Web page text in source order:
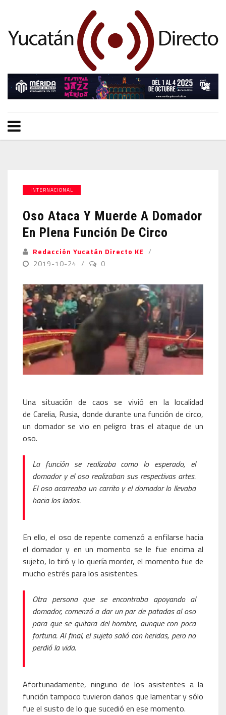
INTERNACIONAL
Oso Ataca Y Muerde A Domador
En Plena Función De Circo
Redacción Yucatán Directo KE
2019-10-24
0
Una situación de caos se vivió en la localidad
de Carelia, Rusia, donde durante una función de circo,
un domador se vio en peligro tras el ataque de un
oso.
La función se realizaba como lo esperado, el
domador y el oso realizaban sus respectivas artes.
El oso acarreaba un carrito y el domador lo llevaba
hacia los lados.
En ello, el oso de repente comenzó a enfilarse hacia
el domador y en un momento se le fue encima al
sujeto, lo tiró y lo quería morder, el momento fue de
mucho estrés para los asistentes.
Otra persona que se encontraba apoyando al
domador, comenzó a dar un par de patadas al oso
para que se quitara del hombre, aunque con poca
fortuna. Al final, el sujeto salió con heridas, pero no
perdió la vida.
Afortunadamente, ninguno de los asistentes a la
función tampoco tuvieron daños que lamentar y sólo
fue el susto de lo que sucedió en ese momento.